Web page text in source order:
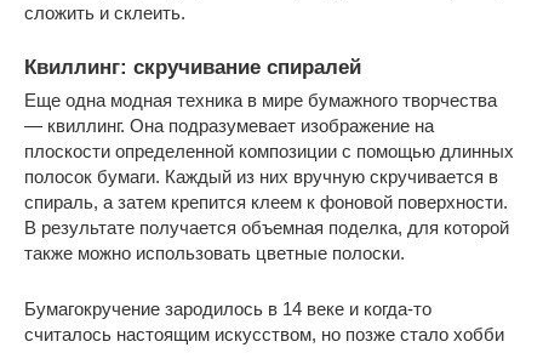
сложить и склеить.
Квиллинг: скручивание спиралей
Еще одна модная техника в мире бумажного творчества
— квиллинг. Она подразумевает изображение на
плоскости определенной композиции с помощью длинных
полосок бумаги. Каждый из них вручную скручивается в
спираль, а затем крепится клеем к фоновой поверхности.
В результате получается объемная поделка, для которой
также можно использовать цветные полоски.
Бумагокручение зародилось в 14 веке и когда-то
считалось настоящим искусством, но позже стало хобби